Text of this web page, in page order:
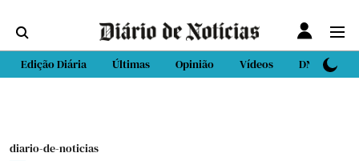
Edição Diária Últimas Opinião Vídeos DN Sport
diario-de-noticias